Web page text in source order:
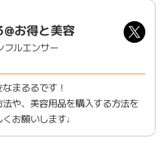
@お得と美容
フルエンサー
まるるです！
や、美容用品を購入する方法を
お願いします♩